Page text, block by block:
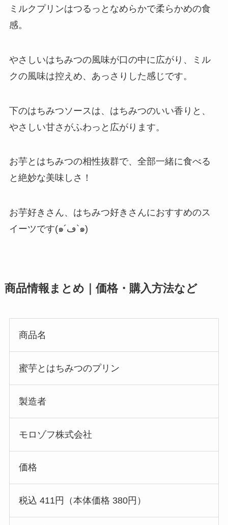
ミルクプリンはつるっとなめらかで柔らかめの食
感。
やさしいはちみつの風味が口の中に広がり、ミル
クの風味は控えめ、あっさりした感じです。
下のはちみつソースは、はちみつのいい香りと、
やさしい甘さがふわっと広がります。
お芋とはちみつの相性抜群で、全部一緒に食べる
と絶妙な美味しさ！
お芋好きさん、はちみつ好きさんにおすすめのス
イーツです(๑´ڡ`๑)
商品情報まとめ｜価格・購入方法など
商品名
蜜芋とはちみつのプリン
製造者
モロゾフ株式会社
価格
税込 411円（本体価格 380円）